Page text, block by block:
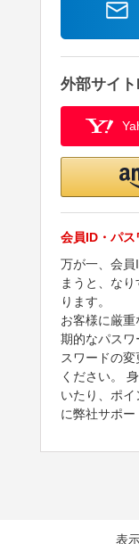
外部サイ
会員ID・パ
万が一、会員
まうと、な
ります。
お客様に厳
期的なパス
スワードの変
ください。
いたり、ポ
に弊社サポ
表